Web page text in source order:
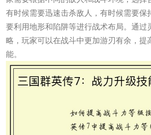
有时候需要迅速击杀敌人，有时候需要保
要利用地形和陷阱等进行战术布局。通过
略，玩家可以在战斗中更加游刃有余，提
能。